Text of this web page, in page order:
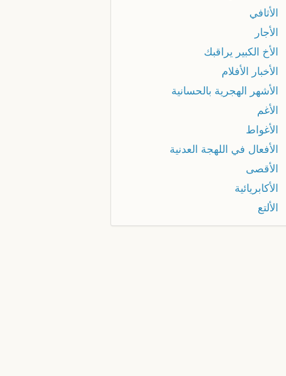
الأثافي
الأجار
الأخ الكبير يراقبك
الأخبار الأفلام
الأشهر الهجرية بالحسانية
الأغم
الأغواط
الأفعال في اللهجة العدنية
الأقصى
الأكابريائية
الألتع